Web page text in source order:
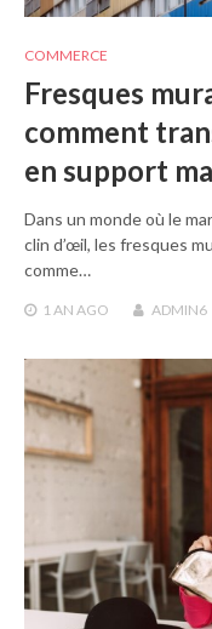
COMMERCE
Fresques
comment
en support
Dans un monde où le
clin d’œil, les fresques
comme…
1 AN AGO ADMIN6